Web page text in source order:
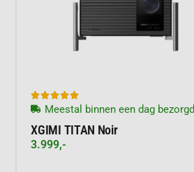

Meestal binnen een dag bezorgd
XGIMI TITAN Noir
3.999,-